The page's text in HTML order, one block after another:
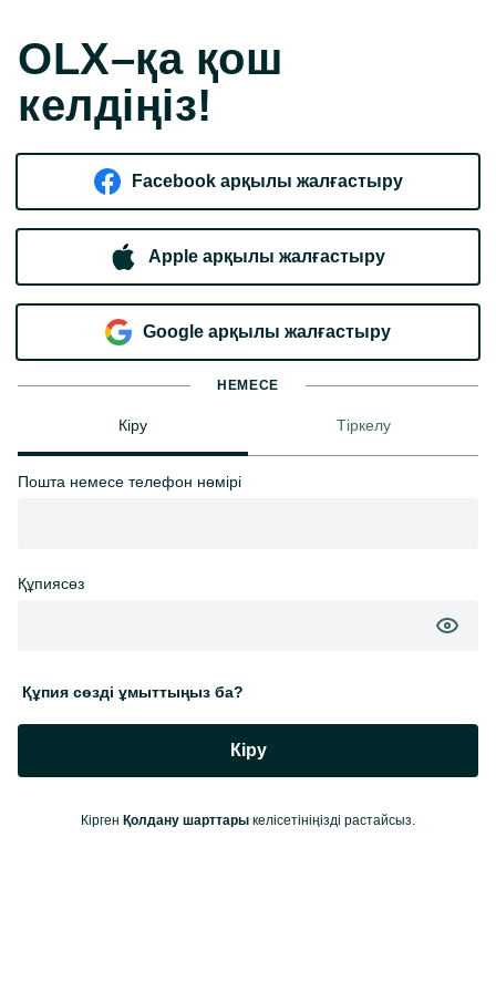
OLX–қа қош
келдіңіз!
Facebook арқылы жалғастыру
Apple арқылы жалғастыру
Google арқылы жалғастыру
НЕМЕСЕ
Кіру Тіркелу
Пошта немесе телефон нөмірі
Құпиясөз
Құпия сөзді ұмыттыңыз ба?
Кіру
Кірген Қолдану шарттары келісетініңізді растайсыз.